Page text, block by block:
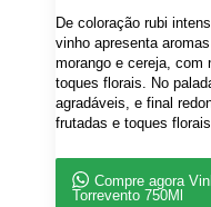
De coloração rubi
vinho apresenta
morango e cereja, com
toques florais. No
agradáveis, e final
frutadas e toques
Compre agora
Torrevento 750Ml